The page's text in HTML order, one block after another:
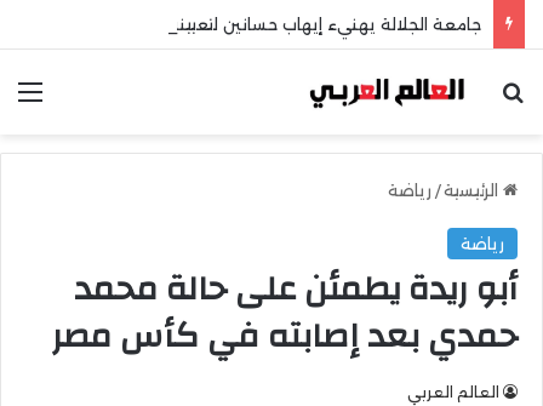
بحث عن
الرئيسية/ رياضة
رياضة
أبو ريدة يطمئن على حالة محمد
حمدي بعد إصابته في كأس مصر
العالم العربي